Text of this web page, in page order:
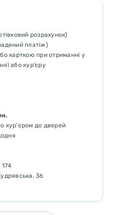
розрахунок)
платіж)
карткою при отриманні у
або кур’єру
кур'єром до дверей
36